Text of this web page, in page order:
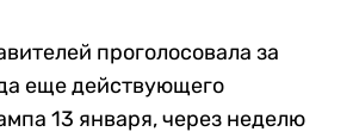
проголосовала за
еще действующего
13 января, через неделю